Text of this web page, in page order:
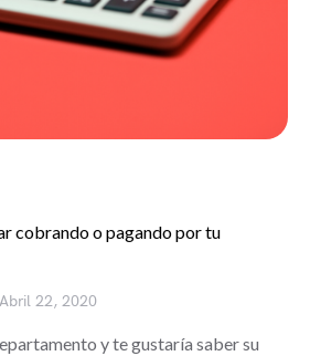
cobrando o pagando por tu
Abril 22, 2020
y te gustaría saber su